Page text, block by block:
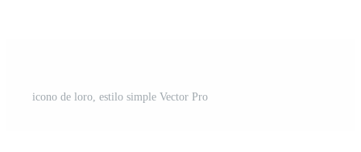
icono de loro, estilo simple Vector Pro